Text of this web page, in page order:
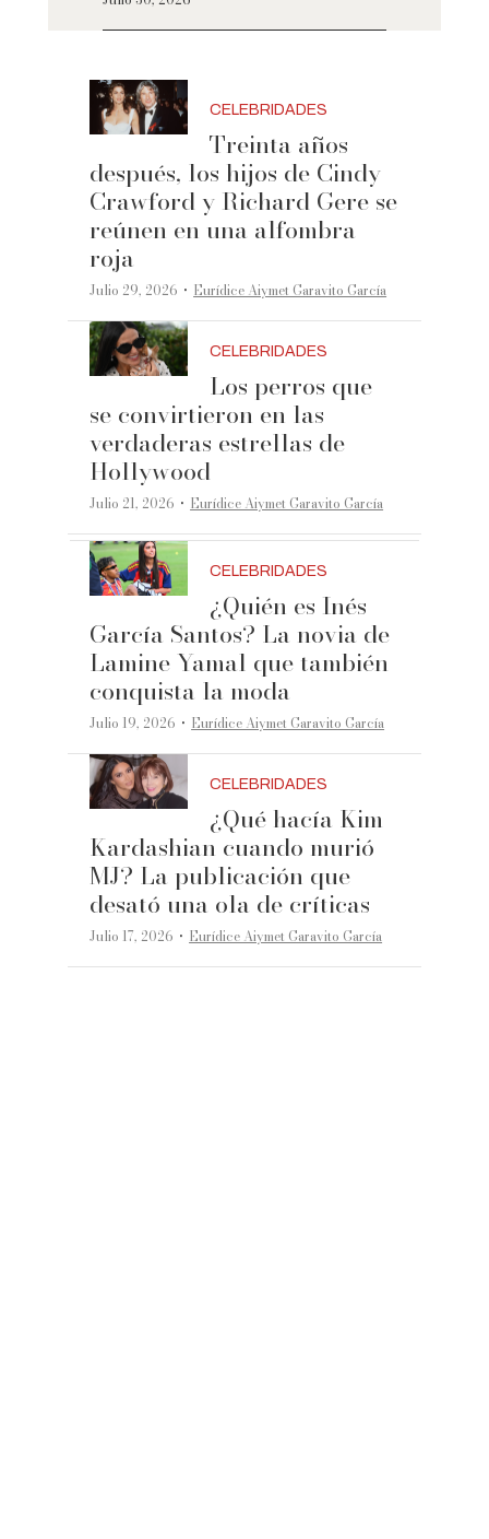
CELEBRIDADES
Treinta años
después, los hijos de Cindy
Crawford y Richard Gere se
reúnen en una alfombra
roja
Julio 29, 2026 ·Eurídice Aiymet Garavito García
CELEBRIDADES
Los perros que
se convirtieron en las
verdaderas estrellas de
Hollywood
Julio 21, 2026 ·Eurídice Aiymet Garavito García
CELEBRIDADES
¿Quién es Inés
García Santos? La novia de
Lamine Yamal que también
conquista la moda
Julio 19, 2026 ·Eurídice Aiymet Garavito García
CELEBRIDADES
¿Qué hacía Kim
Kardashian cuando murió
MJ? La publicación que
desató una ola de críticas
Julio 17, 2026 ·Eurídice Aiymet Garavito García